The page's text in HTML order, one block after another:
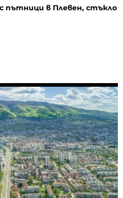
пътници в Плевен, стъкло